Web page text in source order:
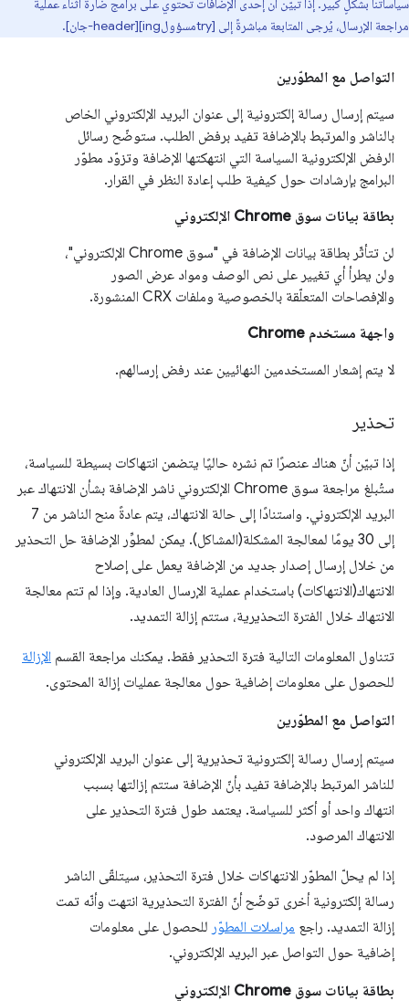
سياساتنا بشكلٍ كبير. إذا تبيّن أن إحدى الإضافات تحتوي على برامج ضارة أثناء عملية
مراجعة الإرسال، يُرجى المتابعة مباشرةً إلى [tryمسؤولing][header-جان].
التواصل مع المطوّرين
سيتم إرسال رسالة إلكترونية إلى عنوان البريد الإلكتروني الخاص
بالناشر والمرتبط بالإضافة تفيد برفض الطلب. ستوضّح رسائل
الرفض الإلكترونية السياسة التي انتهكتها الإضافة وتزوّد مطوّر
البرامج بإرشادات حول كيفية طلب إعادة النظر في القرار.
بطاقة بيانات سوق Chrome الإلكتروني
لن تتأثّر بطاقة بيانات الإضافة في "سوق Chrome الإلكتروني"،
ولن يطرأ أي تغيير على نص الوصف ومواد عرض الصور
والإفصاحات المتعلّقة بالخصوصية وملفات CRX المنشورة.
واجهة مستخدم Chrome
لا يتم إشعار المستخدمين النهائيين عند رفض إرسالهم.
تحذير
إذا تبيّن أنّ هناك عنصرًا تم نشره حاليًا يتضمن انتهاكات بسيطة للسياسة،
ستُبلغ مراجعة سوق Chrome الإلكتروني ناشر الإضافة بشأن الانتهاك عبر
البريد الإلكتروني. واستنادًا إلى حالة الانتهاك، يتم عادةً منح الناشر من 7
إلى 30 يومًا لمعالجة المشكلة(المشاكل). يمكن لمطوِّر الإضافة حل التحذير
من خلال إرسال إصدار جديد من الإضافة يعمل على إصلاح
الانتهاك(الانتهاكات) باستخدام عملية الإرسال العادية. وإذا لم تتم معالجة
الانتهاك خلال الفترة التحذيرية، ستتم إزالة التمديد.
تتناول المعلومات التالية فترة التحذير فقط. يمكنك مراجعة القسم الإزالة
للحصول على معلومات إضافية حول معالجة عمليات إزالة المحتوى.
التواصل مع المطوّرين
سيتم إرسال رسالة إلكترونية تحذيرية إلى عنوان البريد الإلكتروني
للناشر المرتبط بالإضافة تفيد بأنّ الإضافة ستتم إزالتها بسبب
انتهاك واحد أو أكثر للسياسة. يعتمد طول فترة التحذير على
الانتهاك المرصود.
إذا لم يحلّ المطوّر الانتهاكات خلال فترة التحذير، سيتلقّى الناشر
رسالة إلكترونية أخرى توضّح أنّ الفترة التحذيرية انتهت وأنّه تمت
إزالة التمديد. راجع مراسلات المطوّر للحصول على معلومات
إضافية حول التواصل عبر البريد الإلكتروني.
بطاقة بيانات سوق Chrome الإلكتروني